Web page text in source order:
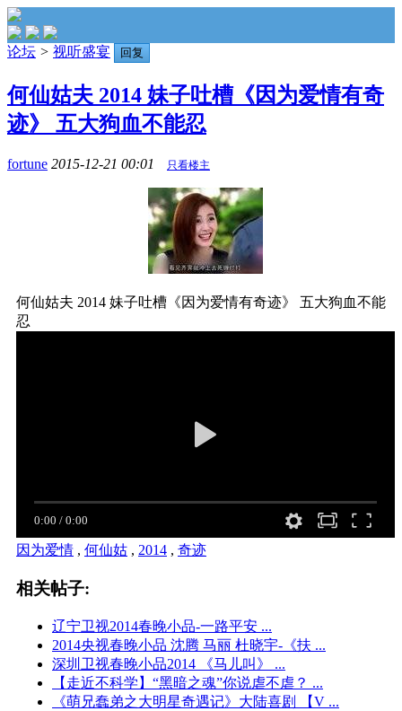
论坛 > 视听盛宴 回复
何仙姑夫 2014 妹子吐槽《因为爱情有奇
迹》 五大狗血不能忍
fortune 2015-12-21 00:01 只看楼主
何仙姑夫 2014 妹子吐槽《因为爱情有奇迹》 五大狗血不能
忍
因为爱情 , 何仙姑 , 2014 , 奇迹
相关帖子:
辽宁卫视2014春晚小品-一路平安 ...
2014央视春晚小品 沈腾 马丽 杜晓宇-《扶 ...
深圳卫视春晚小品2014 《马儿叫》 ...
【走近不科学】“黑暗之魂”你说虐不虐？ ...
《萌兄蠢弟之大明星奇遇记》大陆喜剧 【V ...